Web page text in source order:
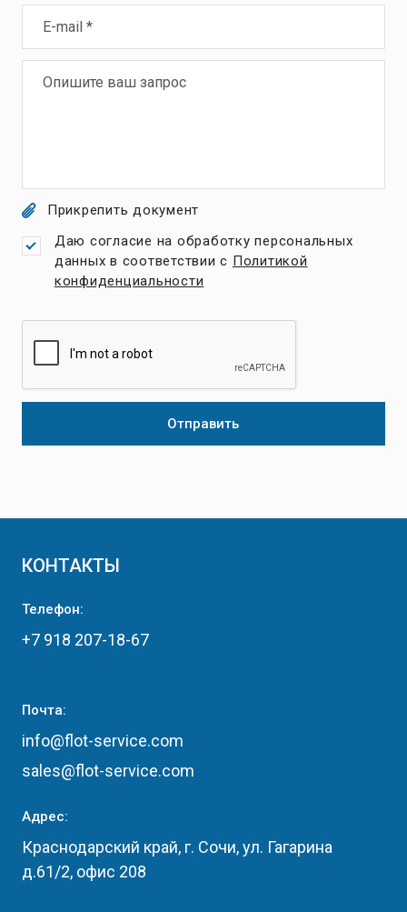
Прикрепить документ
Даю согласие на обработку персональных
данных в соответствии с Политикой
конфиденциальности
Отправить
КОНТАКТЫ
Телефон:
+7 918 207-18-67
Почта:
info@flot-service.com
sales@flot-service.com
Адрес:
Краснодарский край, г. Сочи, ул. Гагарина
д.61/2, офис 208